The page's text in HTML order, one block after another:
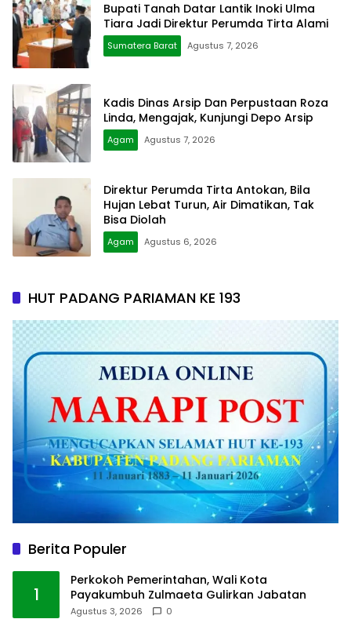
Bupati Tanah Datar Lantik Inoki Ulma
Tiara Jadi Direktur Perumda Tirta Alami
Sumatera Barat Agustus 7, 2026
Kadis Dinas Arsip Dan Perpustaan Roza
Linda, Mengajak, Kunjungi Depo Arsip
Agam Agustus 7, 2026
Direktur Perumda Tirta Antokan, Bila
Hujan Lebat Turun, Air Dimatikan, Tak
Bisa Diolah
Agam Agustus 6, 2026
HUT PADANG PARIAMAN KE 193
Berita Populer
1
Perkokoh Pemerintahan, Wali Kota
Payakumbuh Zulmaeta Gulirkan Jabatan
Agustus 3, 2026 0